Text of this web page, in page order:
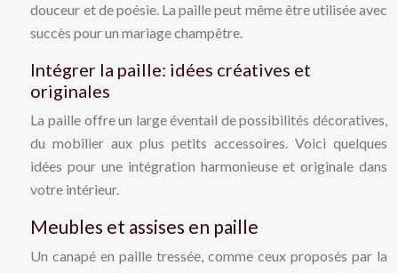
douceur et de poésie. La paille peut même être utilisée avec
succès pour un mariage champêtre.
Intégrer la paille: idées créatives et
originales
La paille offre un large éventail de possibilités décoratives,
du mobilier aux plus petits accessoires. Voici quelques
idées pour une intégration harmonieuse et originale dans
votre intérieur.
Meubles et assises en paille
Un canapé en paille tressée, comme ceux proposés par la